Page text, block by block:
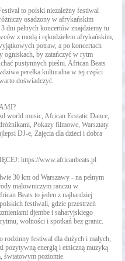
to polski niezależny festiwal
osadzony w afrykańskim
dni pełnych koncertów znajdziemy tu
z modą i rękodziełem afrykańskim,
potraw, a po koncertach
ogniskach, by zatańczyć w rytm
pustynnych pieśni. African Beats
perełka kulturalna w tej części
doświadczyć.
world music, African Ecstatic Dance,
Pokazy filmowe, Warsztaty
DJ-e, Zajęcia dla dzieci i dobra
https://www.africanbeats.pl
30 km od Warszawy - na pełnym
malowniczym ranczu w
Beats to jeden z najbardziej
festiwali, gdzie przestrzeń
djembe i saharyjskiego
wolności i spotkań bez granic.
rodzinny festiwal dla dużych i małych,
pozytywną energią i etniczną muzyką
światowym poziomie.